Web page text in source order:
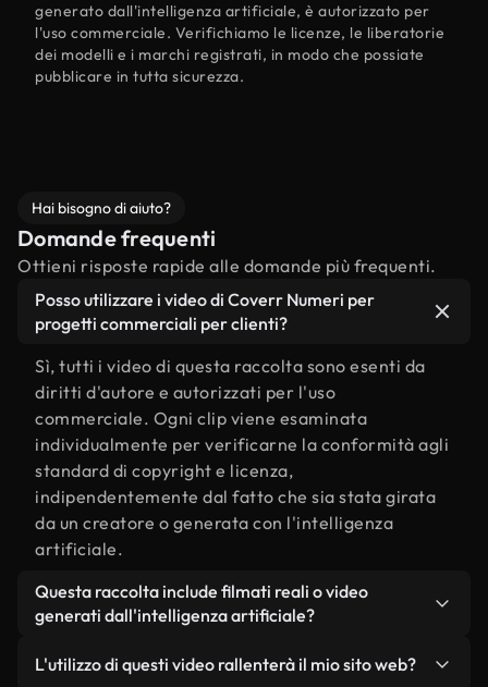
generato dall'intelligenza artificiale, è autorizzato per
l'uso commerciale. Verifichiamo le licenze, le liberatorie
dei modelli e i marchi registrati, in modo che possiate
pubblicare in tutta sicurezza.
Hai bisogno di aiuto?
Domande frequenti
Ottieni risposte rapide alle domande più frequenti.
Posso utilizzare i video di Coverr Numeri per
progetti commerciali per clienti?
Sì, tutti i video di questa raccolta sono esenti da
diritti d'autore e autorizzati per l'uso
commerciale. Ogni clip viene esaminata
individualmente per verificarne la conformità agli
standard di copyright e licenza,
indipendentemente dal fatto che sia stata girata
da un creatore o generata con l'intelligenza
artificiale.
Questa raccolta include filmati reali o video
generati dall'intelligenza artificiale?
da filmati reali, girati da persone, relativi a
L'utilizzo di questi video rallenterà il mio sito web?